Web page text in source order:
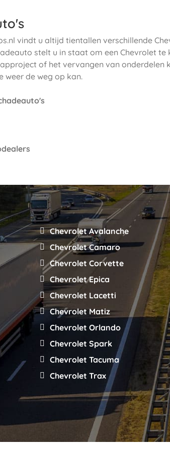
vindt u altijd tientallen verschillende
stelt u in staat om een Chevrolet te
of het vervangen van onderdelen
weer de weg op kan.
Chevrolet Avalanche
Chevrolet Camaro
Chevrolet Corvette
Chevrolet Epica
Chevrolet Lacetti
Chevrolet Matiz
Chevrolet Orlando
Chevrolet Spark
Chevrolet Tacuma
Chevrolet Trax